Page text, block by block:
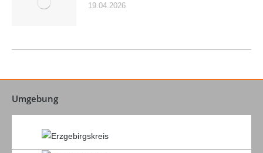
19.04.2026
Umgebung